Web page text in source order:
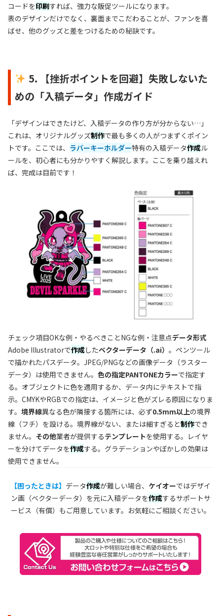
コードを印刷すれば、強力な販促ツールになります。
表のデザインだけでなく、裏面までこだわることが、ファンを喜
ばせ、他のグッズと差をつけるための秘訣です。
5. 【挫折ポイントを回避】失敗しないた
めの「入稿データ」作成ガイド
「デザインはできたけど、入稿データの作り方が分からない…」
これは、オリジナルグッズ制作で最も多くの人がつまずくポイン
トです。ここでは、 ラバーキーホルダー特有の入稿データ作成ル
ールを、初心者にも分かりやすく解説します。ここを乗り越えれ
ば、完成は目前です！
チェック項目OKな例・やるべきことNGな例・注意点データ形式
Adobe Illustratorで作成したベクターデータ（.ai） 。ペンツール
で描かれたパスデータ。JPEG/PNGなどの画像データ（ラスター
データ）は使用できません。 色の指定PANTONEカラーで指定す
る。オブジェクトに色を適用するか、データ内にテキストで指
示。CMYKやRGBでの指定は、イメージと色がズレる原因になりま
す。 境界線異なる色が隣接する箇所には、必ず0.5mm以上の境界
線（フチ）を設ける。境界線がない、または細すぎると制作でき
ません。 その他業者が提供するテンプレートを使用する。レイヤ
ーを分けてデータを作成する。グラデーションやぼかしの効果は
使用できません。
【困ったときは】 データ作成が難しい場合、 ケイオーではデザイ
ン画（ベクターデータ）を元に入稿データを作成するサポートサ
ービス（有償）もご用意しています。お気軽にご相談ください。